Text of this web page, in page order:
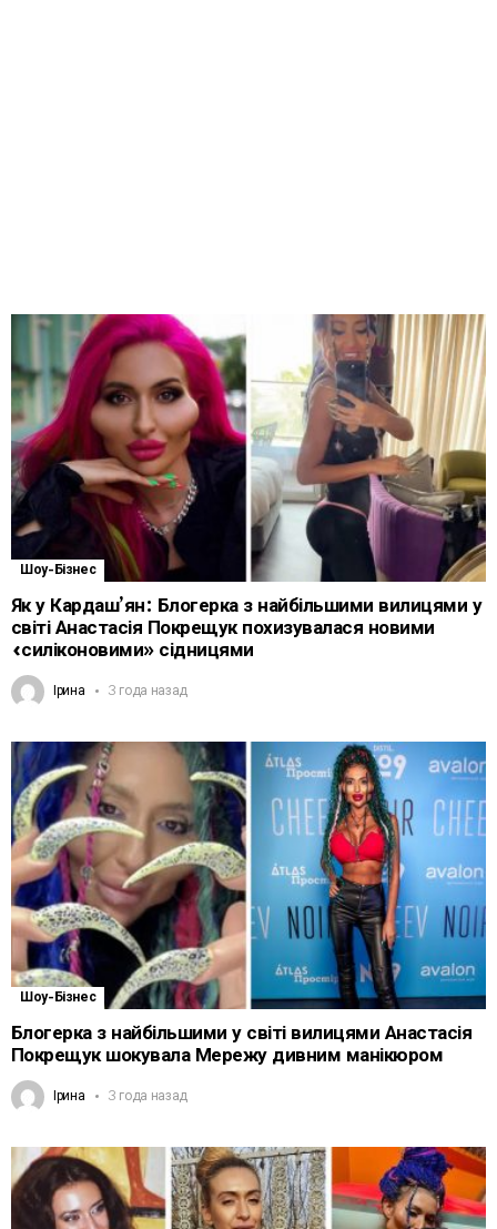
Шоу-Бізнес
Як у Кардаш’ян: Блогерка з найбільшими вилицями у
світі Анастасія Покрещук похизувалася новими
«силіконовими» сідницями
Ірина 3 года назад
Шоу-Бізнес
Блогерка з найбільшими у світі вилицями Анастасія
Покрещук шокувала Мережу дивним манікюром
Ірина 3 года назад